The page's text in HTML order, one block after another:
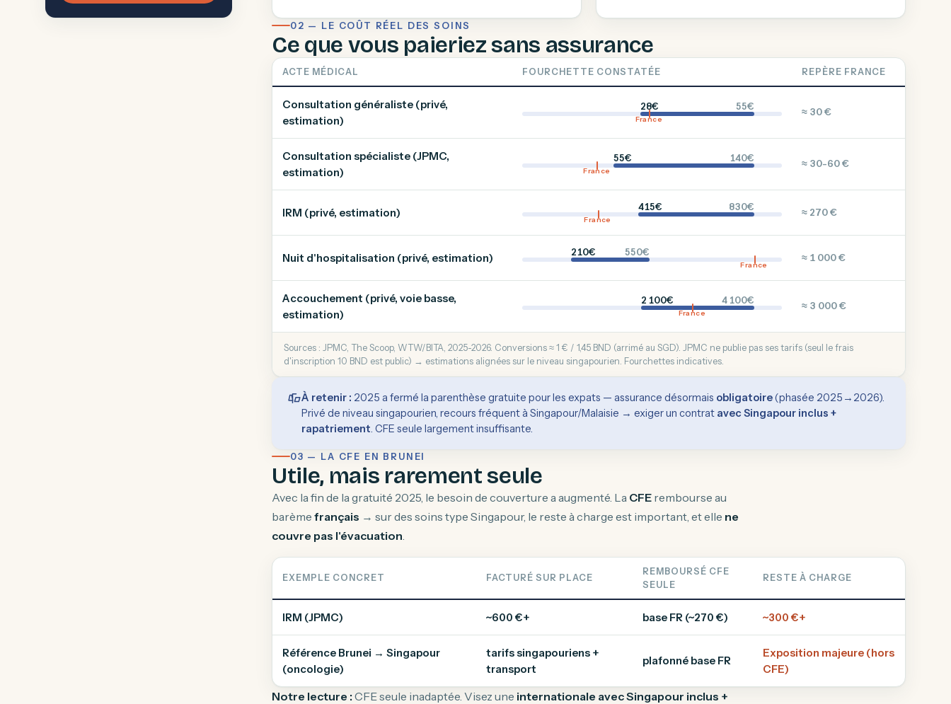
02 — LE COÛT RÉEL DES SOINS
Ce que vous paieriez sans assurance
ACTE MÉDICAL FOURCHETTE CONSTATÉE REPÈRE FRANCE
Consultation généraliste (privé,
estimation)
28€ 55€
France
≈ 30 €
Consultation spécialiste (JPMC,
estimation)
55€ 140€
France
≈ 30-60 €
IRM (privé, estimation) 415€ 830€
France
≈ 270 €
Nuit d'hospitalisation (privé, estimation) 210€ 550€
France
≈ 1 000 €
Accouchement (privé, voie basse,
estimation)
2 100€ 4 100€
France
≈ 3 000 €
Sources : JPMC, The Scoop, WTW/BITA, 2025-2026. Conversions ≈ 1 € / 1,45 BND (arrimé au SGD). JPMC ne publie pas ses tarifs (seul le frais
d'inscription 10 BND est public) → estimations alignées sur le niveau singapourien. Fourchettes indicatives.
À retenir : 2025 a fermé la parenthèse gratuite pour les expats — assurance désormais obligatoire(phasée 2025→2026).
Privé de niveau singapourien, recours fréquent à Singapour/Malaisie → exiger un contrat avec Singapour inclus +
rapatriement. CFE seule largement insuffisante.
03 — LA CFE EN BRUNEI
Utile, mais rarement seule
Avec la fin de la gratuité 2025, le besoin de couverture a augmenté. La CFE rembourse au
barème français → sur des soins type Singapour, le reste à charge est important, et elle ne
couvre pas l'évacuation.
EXEMPLE CONCRET FACTURÉ SUR PLACE
REMBOURSÉ CFE
SEULE
RESTE À CHARGE
IRM (JPMC) ~600 €+ base FR (~270 €) ~300 €+
Référence Brunei → Singapour
(oncologie)
tarifs singapouriens +
transport
plafonné base FR
Exposition majeure (hors
CFE)
Notre lecture :CFE seule inadaptée. Visez une internationale avec Singapour inclus +